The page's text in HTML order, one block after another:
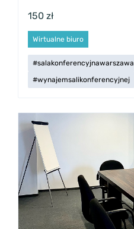
150 zł
Wirtualne biuro
#salakonferencyjnawarszawa
#wynajemsalikonferencyjnej